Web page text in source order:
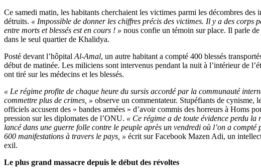
Ce samedi matin, les habitants cherchaient les victimes parmi les décombres des
détruits. « Impossible de donner les chiffres précis des victimes. Il y a des corps
entre morts et blessés est en cours ! » nous confie un témoin sur place. Il parle
dans le seul quartier de Khalidya.
Posté devant l’hôpital Al-Amal, un autre habitant a compté 400 blessés
début de matinée. Les miliciens sont intervenus pendant la nuit à l’intérieur de
ont tiré sur les médecins et les blessés.
« Le régime profite de chaque heure du sursis accordé par la communauté
commettre plus de crimes, » observe un commentateur. Stupéfiants de cynisme,
officiels accusent des « bandes armées » d’avoir commis des horreurs à Homs
pression sur les diplomates de l’ONU. « Ce régime a de toute évidence perdu la
lancé dans une guerre folle contre le peuple après un vendredi où l’on a compté
600 manifestations à travers le pays, » écrit sur Facebook Mazen Adi, un
exil.
Le plus grand massacre depuis le début des révoltes